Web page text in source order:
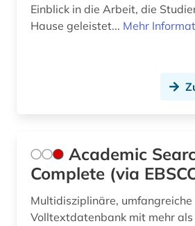
bauwerke (1)
bauwirtschaft (4)
Einblick in die Arbeit, die
Hause geleistet... Mehr
Academic
Complete (via
Multidisziplinäre, umfangreiche
Volltextdatenbank mit mehr